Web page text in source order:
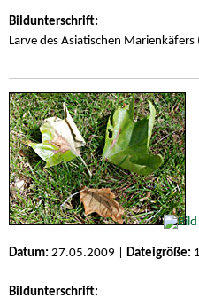
Bildunterschrift:
Larve des Asiatischen
Datum: 27.05.2009 | Dateigröße:
Bildunterschrift: